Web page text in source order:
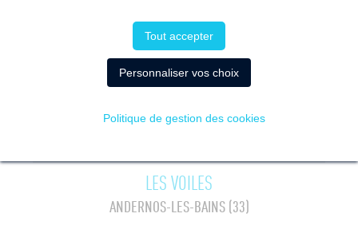
LES VOILES
ANDERNOS-LES-BAINS (33)
Tout accepter
Personnaliser vos choix
Politique de gestion des cookies